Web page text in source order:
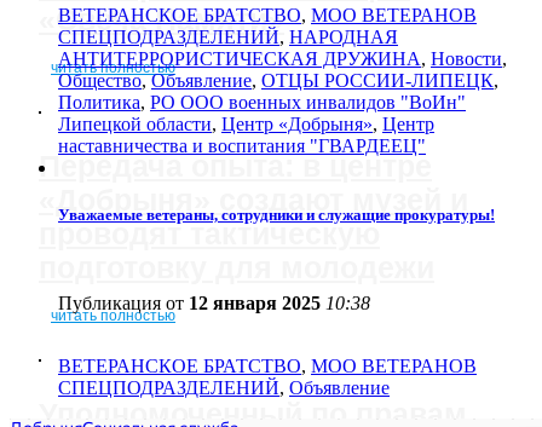
«Свеча Памяти»
читать полностью
Передача опыта: в центре
проводят тактическую
читать полностью
Уполномоченный по правам
ВЕТЕРАНСКОЕ БРАТСТВО, МОО ВЕТЕРАНОВ
СПЕЦПОДРАЗДЕЛЕНИЙ, НАРОДНАЯ
АНТИТЕРРОРИСТИЧЕСКАЯ ДРУЖИНА, Новости,
Общество,Объявление, ОТЦЫ РОССИИ-ЛИПЕЦК,
Политика, РО ООО военных инвалидов "ВоИн"
Липецкой области, Центр «Добрыня», Центр
наставничества и воспитания "ГВАРДЕЕЦ"
Уважаемые ветераны, сотрудники и служащие прокуратуры!
Публикация от 12 января 2025 10:38
ВЕТЕРАНСКОЕ БРАТСТВО, МОО ВЕТЕРАНОВ
СПЕЦПОДРАЗДЕЛЕНИЙ, Объявление